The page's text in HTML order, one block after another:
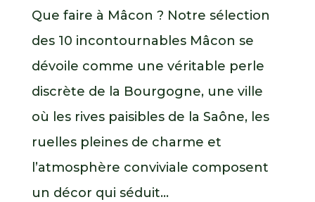
Que faire à Mâcon ? Notre sélection
des 10 incontournables Mâcon se
dévoile comme une véritable perle
discrète de la Bourgogne, une ville
où les rives paisibles de la Saône, les
ruelles pleines de charme et
l’atmosphère conviviale composent
un décor qui séduit...